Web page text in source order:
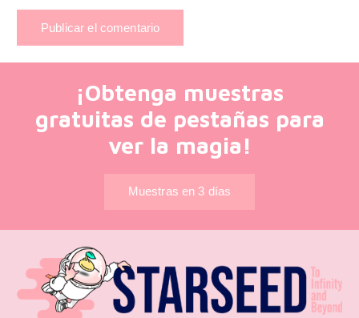
Publicar el comentario
¡Obtenga muestras
gratuitas de pestañas para
ver la magia!
Muestras en 3 días